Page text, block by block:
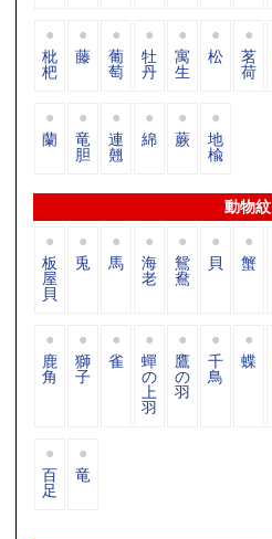
枇
杷
藤 葡
萄
牡
丹
寓
生
松 茗
荷
蘭 竜
胆
連
翹
綿 蕨 地
楡
動物紋
板
屋
貝
兎 馬 海
老
鴛
鴦
貝 蟹
鹿
角
獅
子
雀 蟬
の
上
羽
鷹
の
羽
千
鳥
蝶
百
足
竜